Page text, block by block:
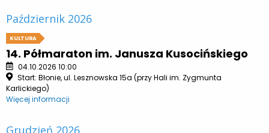
Październik 2026
KULTURA
14. Półmaraton im. Janusza Kusocińskiego
04.10.2026 10:00
Start: Błonie, ul. Lesznowska 15a (przy Hali im. Zygmunta
Karlickiego)
Więcej informacji
Grudzień 2026